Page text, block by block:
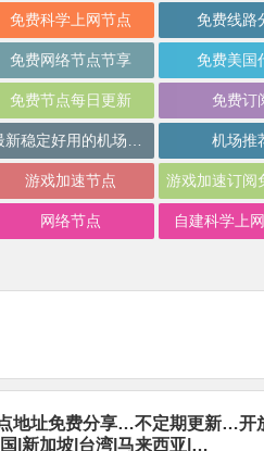
免费科学上网节点 免费线路
免费网络节点节享 免费美国
免费节点每日更新 免费订
机场推
游戏加速节点 游戏加速订阅
网络节点 自建科学上
地址免费分享…不定期更新…开
|新加坡|台湾|马来西亚|…